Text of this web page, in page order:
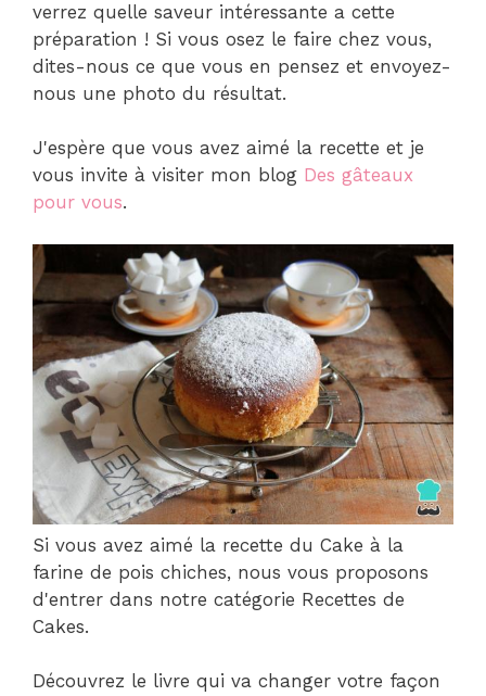
verrez quelle saveur intéressante a cette
préparation ! Si vous osez le faire chez vous,
dites-nous ce que vous en pensez et envoyez-
nous une photo du résultat.
J'espère que vous avez aimé la recette et je
vous invite à visiter mon blog Des gâteaux
pour vous.
Si vous avez aimé la recette du Cake à la
farine de pois chiches, nous vous proposons
d'entrer dans notre catégorie Recettes de
Cakes.
Découvrez le livre qui va changer votre façon